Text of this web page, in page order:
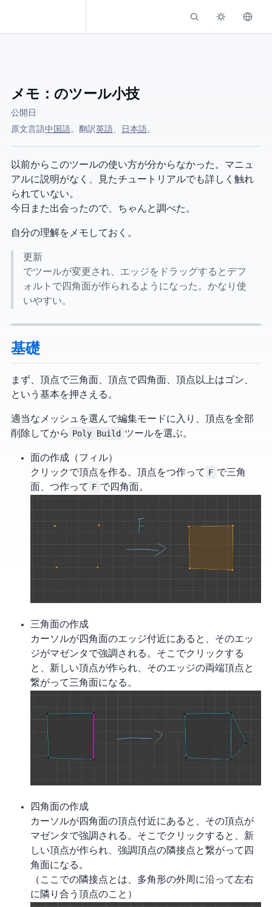
メモ：BlenderのPoly Buildツール小技
公開日
原文言語:中国語。 AI翻訳:英語、 日本語。
以前からこのツールの使い方が分からなかった。マニュ
アルに説明がなく、見たチュートリアルでも詳しく触れ
られていない。
今日また出会ったので、ちゃんと調べた。
自分の理解をメモしておく。
09/14更新
Blender 2.81 で Poly Build ツールが変更され、エッジをドラッグするとデフ
ォルトで四角面が作られるようになった。かなり使
いやすい。
基礎
まず、3頂点で三角面、4頂点で四角面、4頂点以上は N ゴン、
という基本を押さえる。
適当なメッシュを選んで編集モードに入り、頂点を全部
削除してから Poly Build ツールを選ぶ。
面の作成（フィル）
クリックで頂点を作る。頂点を3つ作って F で三角
面、4つ作って F で四角面。
三角面の作成
カーソルが四角面のエッジ付近にあると、そのエッ
ジがマゼンタで強調される。そこでクリックする
と、新しい頂点が作られ、そのエッジの両端 2 頂点と
繋がって三角面になる。
四角面の作成
カーソルが四角面の頂点付近にあると、その頂点が
マゼンタで強調される。そこでクリックすると、新
しい頂点が作られ、強調頂点の隣接点と繋がって四
角面になる。
（ここでの隣接点とは、多角形の外周に沿って左右
に隣り合う頂点のこと）